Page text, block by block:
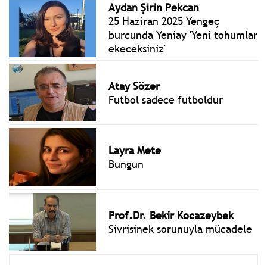
Aydan Şirin Pekcan
25 Haziran 2025 Yengeç
burcunda Yeniay 'Yeni tohumlar
ekeceksiniz'
Atay Sözer
Futbol sadece futboldur
Layra Mete
Bungun
Prof.Dr. Bekir Kocazeybek
Sivrisinek sorunuyla mücadele